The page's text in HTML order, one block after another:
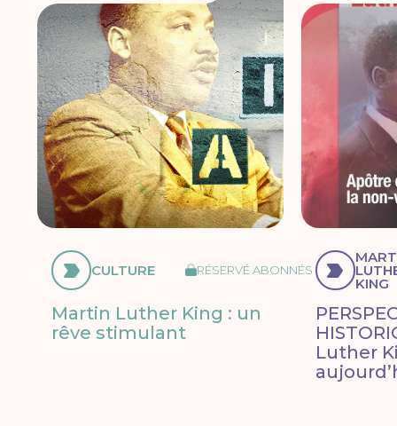
CULTURE RÉSERVÉ ABONNÉS
Martin Luther King : un
rêve stimulant
KING
Luther